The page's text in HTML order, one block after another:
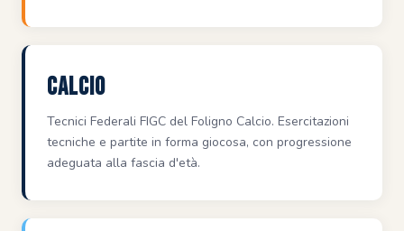
Calcio
Tecnici Federali FIGC del Foligno Calcio. Esercitazioni
tecniche e partite in forma giocosa, con progressione
adeguata alla fascia d'età.